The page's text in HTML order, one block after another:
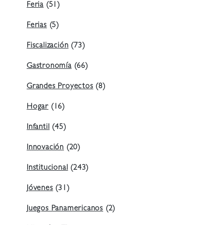
Feria (51)
Ferias(5)
Fiscalización(73)
Gastronomía(66)
Grandes Proyectos(8)
Hogar (16)
Infantil(45)
Innovación (20)
Institucional(243)
Jóvenes(31)
Juegos Panamericanos (2)